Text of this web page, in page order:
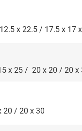
x 22.5 / 17.5 x 17
x 25 / 20 x 20 / 20 x
20 / 20 x 30